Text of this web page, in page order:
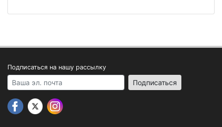
Подписаться на нашу рассылку
Your email address Подписаться